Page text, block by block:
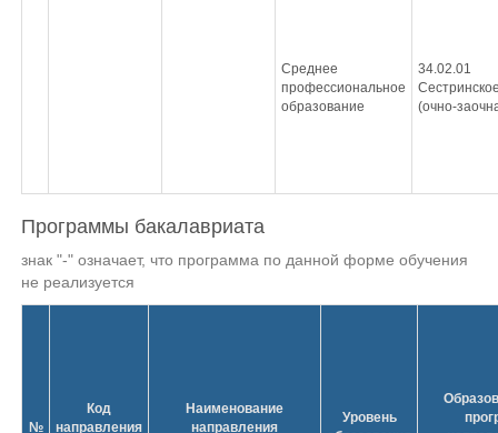
Среднее
профессиональное
образование
34.02.01
(очно-
Программы бакалавриата
знак "-" означает, что программа по данной форме обучения
не реализуется
№
Код
направления
Наименование
направления
Уровень